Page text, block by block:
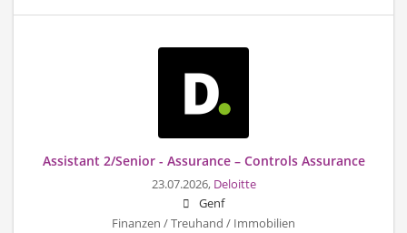
Assistant 2/Senior - Assurance – Controls Assurance
23.07.2026, Deloitte
Genf
Finanzen / Treuhand / Immobilien